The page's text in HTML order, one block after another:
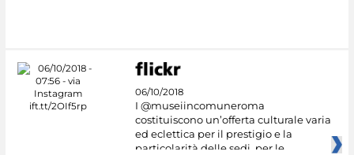
06/10/2018
I @museiincomuneroma
costituiscono un’offerta culturale varia
ed eclettica per il prestigio e la
particolarità delle sedi, per le